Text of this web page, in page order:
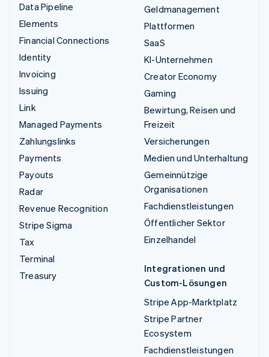
Data Pipeline
Elements
Financial Connections
Identity
Invoicing
Issuing
Link
Managed Payments
Zahlungslinks
Payments
Payouts
Radar
Revenue Recognition
Stripe Sigma
Tax
Terminal
Treasury
Geldmanagement
Plattformen
SaaS
KI-Unternehmen
Creator Economy
Gaming
Bewirtung, Reisen und
Freizeit
Versicherungen
Medien und Unterhaltung
Gemeinnützige
Organisationen
Fachdienstleistungen
Öffentlicher Sektor
Einzelhandel
Integrationen und
Custom-Lösungen
Stripe App-Marktplatz
Stripe Partner
Ecosystem
Fachdienstleistungen